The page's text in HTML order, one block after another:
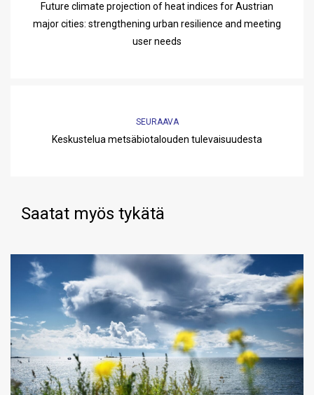
Future climate projection of heat indices for Austrian
major cities: strengthening urban resilience and meeting
user needs
SEURAAVA
Keskustelua metsäbiotalouden tulevaisuudesta
Saatat myös tykätä